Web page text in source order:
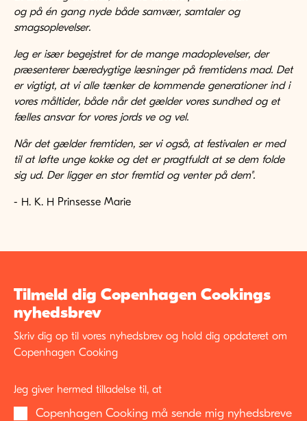
og på én gang nyde både samvær, samtaler og
smagsoplevelser.
Jeg er især begejstret for de mange madoplevelser, der
præsenterer bæredygtige læsninger på fremtidens mad. Det
er vigtigt, at vi alle tænker de kommende generationer ind i
vores måltider, både når det gælder vores sundhed og et
fælles ansvar for vores jords ve og vel.
Når det gælder fremtiden, ser vi også, at festivalen er med
til at løfte unge kokke og det er pragtfuldt at se dem folde
sig ud. Der ligger en stor fremtid og venter på dem".
- H. K. H Prinsesse Marie
Tilmeld dig Copenhagen Cookings
nyhedsbrev
Skriv dig op til vores nyhedsbrev og hold dig opdateret om
Copenhagen Cooking
Jeg giver hermed tilladelse til, at
Copenhagen Cooking må sende mig nyhedsbreve